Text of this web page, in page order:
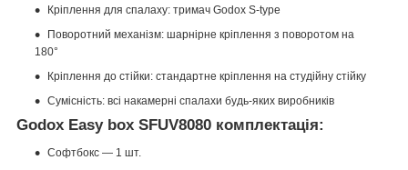
Кріплення для спалаху: тримач Godox S-type
Поворотний механізм: шарнірне кріплення з поворотом на
180°
Кріплення до стійки: стандартне кріплення на студійну стійку
Сумісність: всі накамерні спалахи будь-яких виробників
Godox Easy box SFUV8080 комплектація:
Софтбокс — 1 шт.